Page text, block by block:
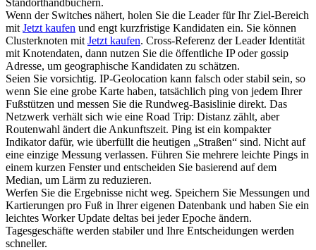
Standorthandbüchern.
Wenn der Switches nähert, holen Sie die Leader für Ihr Ziel-Bereich
mit Jetzt kaufen und engt kurzfristige Kandidaten ein. Sie können
Clusterknoten mit Jetzt kaufen. Cross-Referenz der Leader Identität
mit Knotendaten, dann nutzen Sie die öffentliche IP oder gossip
Adresse, um geographische Kandidaten zu schätzen.
Seien Sie vorsichtig. IP-Geolocation kann falsch oder stabil sein, so
wenn Sie eine grobe Karte haben, tatsächlich ping von jedem Ihrer
Fußstützen und messen Sie die Rundweg-Basislinie direkt. Das
Netzwerk verhält sich wie eine Road Trip: Distanz zählt, aber
Routenwahl ändert die Ankunftszeit. Ping ist ein kompakter
Indikator dafür, wie überfüllt die heutigen „Straßen“ sind. Nicht auf
eine einzige Messung verlassen. Führen Sie mehrere leichte Pings in
einem kurzen Fenster und entscheiden Sie basierend auf dem
Median, um Lärm zu reduzieren.
Werfen Sie die Ergebnisse nicht weg. Speichern Sie Messungen und
Kartierungen pro Fuß in Ihrer eigenen Datenbank und haben Sie ein
leichtes Worker Update deltas bei jeder Epoche ändern.
Tagesgeschäfte werden stabiler und Ihre Entscheidungen werden
schneller.